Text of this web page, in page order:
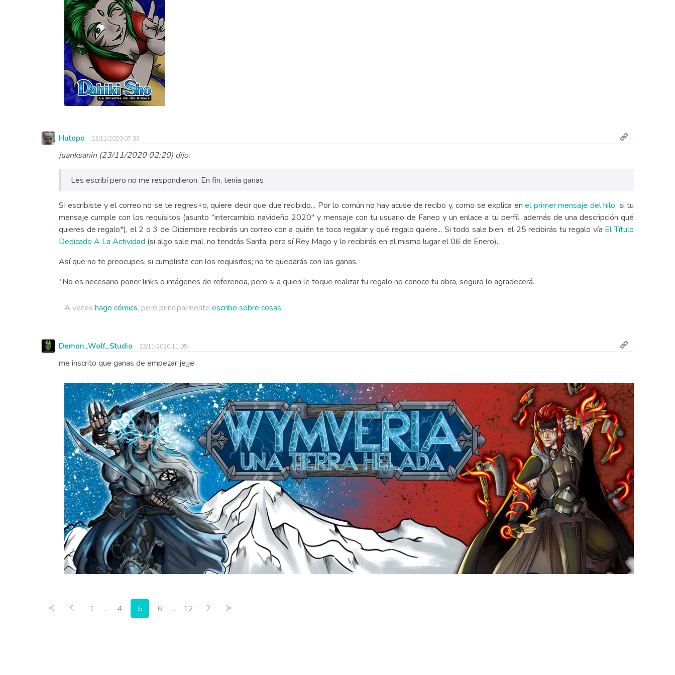
Hutopo 23/11/2020 07:36
juanksanin (23/11/2020 02:20) dijo:
Les escribí pero no me respondieron. En fin, tenia ganas
SI escribiste y el correo no se te regres+o, quiere decir que due recibido... Por lo común no hay acuse de recibo y, como se explica enel primer mensaje del hilo, si tu
mensaje cumple con los requisitos (asunto "intercambio navideño 2020" y mensaje con tu usuario de Faneo y un enlace a tu perfil, además de una descripción qué
quieres de regalo*), el 2 o 3 de Diciembre recibirás un correo con a quién te toca regalar y qué regalo quiere... Si todo sale bien, el 25 recibirás tu regalo vía El Título
Dedicado A La Actividad (si algo sale mal, no tendrás Santa, pero sí Rey Mago y lo recibirás en el mismo lugar el 06 de Enero).
Así que no te preocupes, si cumpliste con los requisitos; no te quedarás con las ganas.
*No es necesario poner links o imágenes de referencia, pero si a quien le toque realizar tu regalo no conoce tu obra, seguro lo agradecerá.
A veces hago cómics, pero principalmente escribo sobre cosas.
Demon_Wolf_Studio 23/11/2020 11:05
me inscrito que ganas de empezar jejje
Primera página
Anterior
1 ... 4 5 6 ... 12 Siguiente